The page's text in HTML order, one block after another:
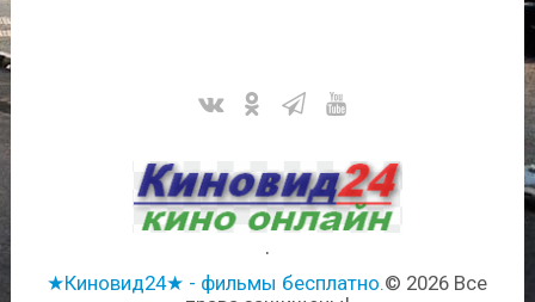
.
★Киновид24★ - фильмы бесплатно.© 2026 Все